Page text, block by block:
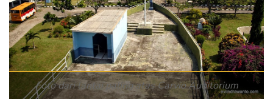
Foto dari lantai paling atas Carvio Auditorium